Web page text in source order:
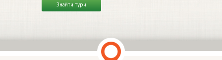
Знайти тури